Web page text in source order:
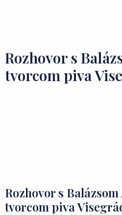
Rozhovor s
tvorcom piva
Rozhovor s
tvorcom piva